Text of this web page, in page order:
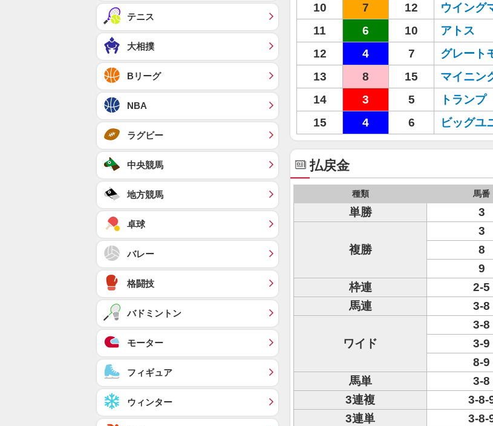
10
7 12 ウイング
11
6 10 アトス
12
4 7 グレート
13
8 15 マイニン
14
3 5 トランプ
15
4 6 ビッグユ
払戻金
種類 馬番
単勝 3
複勝
3
8
9
枠連
2-5
馬連
3-8
ワイド
3-8
3-9
8-9
馬単
3-8
3連複
3-8-
3連単
3-8-
テニス
大相撲
Bリーグ
NBA
ラグビー
中央競馬
地方競馬
卓球
バレー
格闘技
バドミントン
モーター
フィギュア
ウィンター